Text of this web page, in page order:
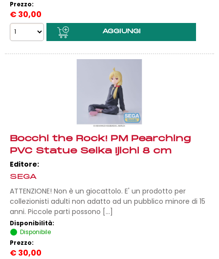
Prezzo:
€ 30,00
Bocchi the Rock! PM Pearching
PVC Statue Seika Ijichi 8 cm
Editore:
SEGA
ATTENZIONE! Non è un giocattolo. E' un prodotto per
collezionisti adulti non adatto ad un pubblico minore di 15
anni. Piccole parti possono [...]
Disponibilità:
Disponibile
Prezzo:
€ 30,00